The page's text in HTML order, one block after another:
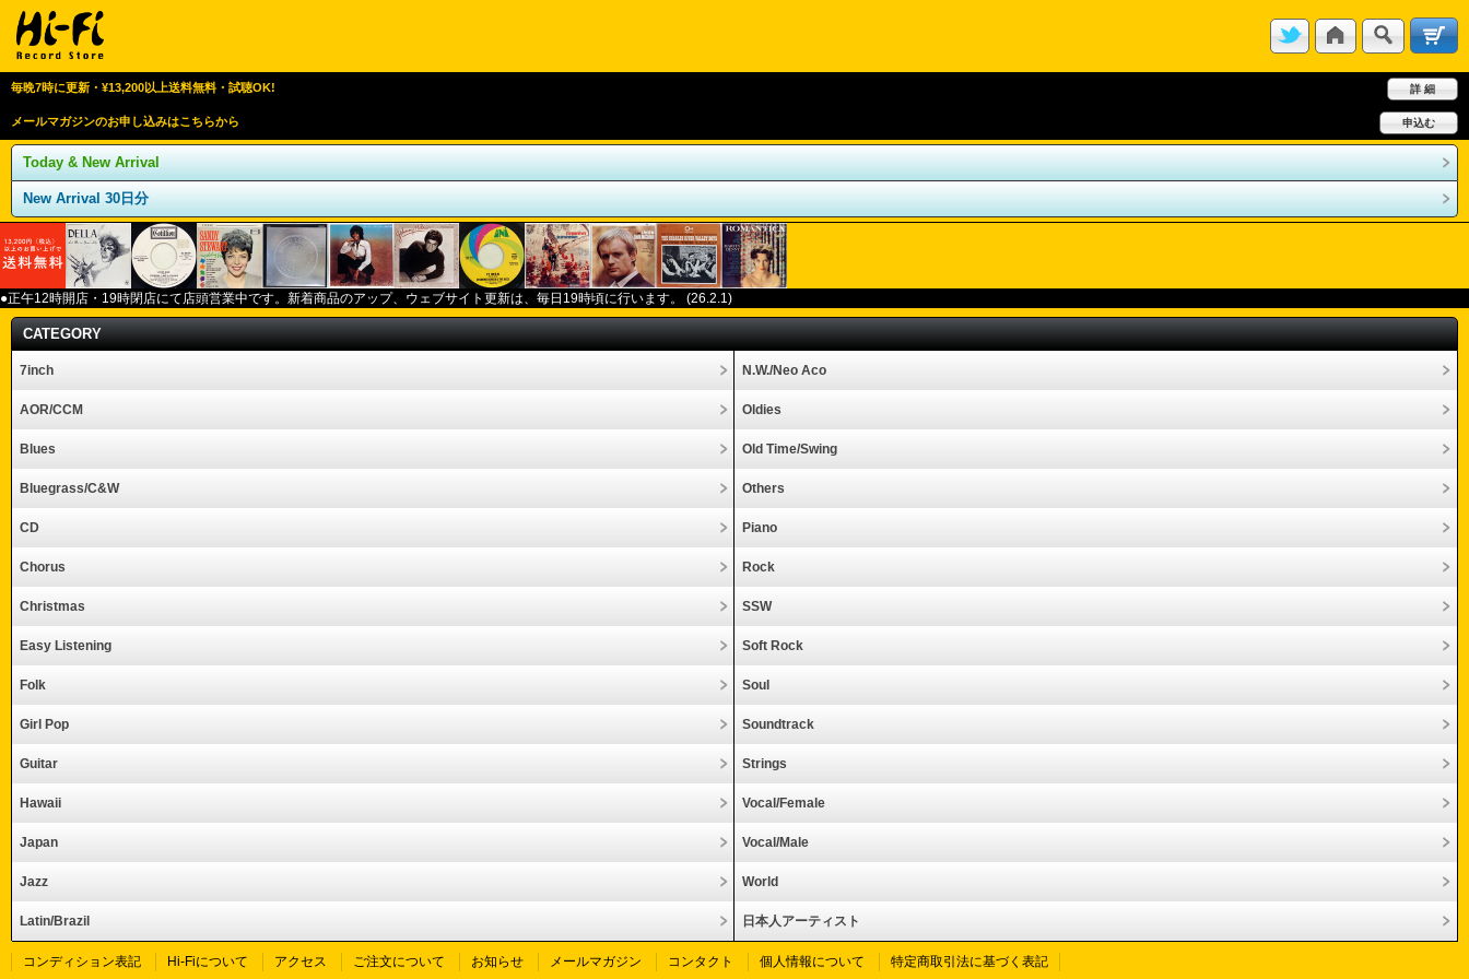
毎晩7時に更新・¥13,200以上送料無料・試聴OK! 詳 細
メールマガジンのお申し込みはこちらから 申込む
Today & New Arrival
New Arrival 30日分
●正午12時開店・ 19時閉店にて店頭営業中です。新着商品のアップ、ウェブサイト更新は、毎日 19時頃に行います。 (26.2.1)
CATEGORY
7inch N.W./Neo Aco
AOR/CCM Oldies
Blues Old Time/Swing
Bluegrass/C&W Others
CD Piano
Chorus Rock
Christmas SSW
Easy Listening Soft Rock
Folk Soul
Girl Pop Soundtrack
Guitar Strings
Hawaii Vocal/Female
Japan Vocal/Male
Jazz World
Latin/Brazil 日本人アーティスト
コンディション表記 Hi-Fiについて アクセス ご注文について お知らせ メールマガジン コンタクト 個人情報について 特定商取引法に基づく表記